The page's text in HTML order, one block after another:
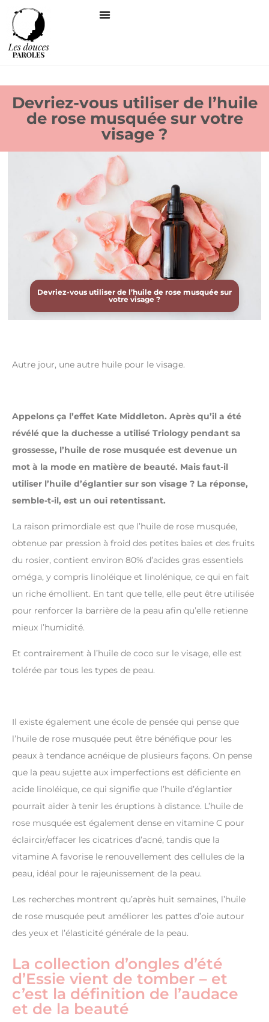
Devriez-vous utiliser de l’huile
de rose musquée sur votre
visage ?
Devriez-vous utiliser de l’huile de rose musquée sur
votre visage ?
Autre jour, une autre huile pour le visage.
Appelons ça l’effet Kate Middleton. Après qu’il a été
révélé que la duchesse a utilisé Triology pendant sa
grossesse, l’huile de rose musquée est devenue un
mot à la mode en matière de beauté. Mais faut-il
utiliser l’huile d’églantier sur son visage ? La réponse,
semble-t-il, est un oui retentissant.
La raison primordiale est que l’huile de rose musquée,
obtenue par pression à froid des petites baies et des fruits
du rosier, contient environ 80% d’acides gras essentiels
oméga, y compris linoléique et linolénique, ce qui en fait
un riche émollient. En tant que telle, elle peut être utilisée
pour renforcer la barrière de la peau afin qu’elle retienne
mieux l’humidité.
Et contrairement à l’huile de coco sur le visage, elle est
tolérée par tous les types de peau.
Il existe également une école de pensée qui pense que
l’huile de rose musquée peut être bénéfique pour les
peaux à tendance acnéique de plusieurs façons. On pense
que la peau sujette aux imperfections est déficiente en
acide linoléique, ce qui signifie que l’huile d’églantier
pourrait aider à tenir les éruptions à distance. L’huile de
rose musquée est également dense en vitamine C pour
éclaircir/effacer les cicatrices d’acné, tandis que la
vitamine A favorise le renouvellement des cellules de la
peau, idéal pour le rajeunissement de la peau.
Les recherches montrent qu’après huit semaines, l’huile
de rose musquée peut améliorer les pattes d’oie autour
des yeux et l’élasticité générale de la peau.
La collection d’ongles d’été
d’Essie vient de tomber – et
c’est la définition de l’audace
et de la beauté